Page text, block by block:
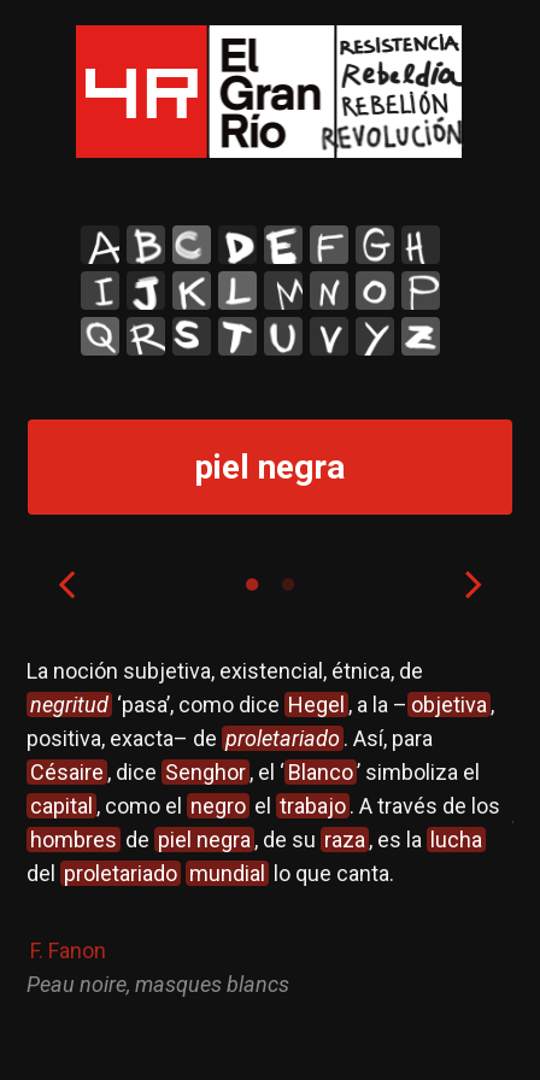
A B C D E F G
H
I
J K L M N O
P
piel negra
La noción subjetiva, existencial, étnica, de
negritud ‘pasa’, como dice Hegel , a la – objetiva,
positiva, exacta– de proletariado. Así, para
Césaire , dice Senghor, el ‘Blanco’ simboliza el
capital , como el negro el trabajo. A través de los
hombres de piel negra, de su raza, es la lucha
del
proletariado mundial lo que canta.
F. Fanon
Peau noire, masques blancs
El